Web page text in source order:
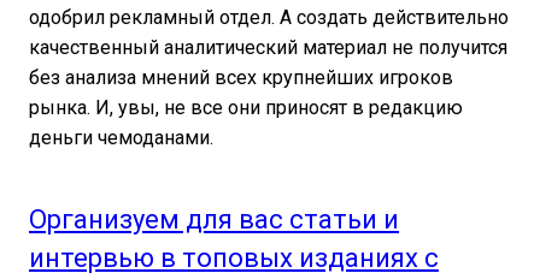
одобрил рекламный отдел. А создать действительно
качественный аналитический материал не получится
без анализа мнений всех крупнейших игроков
рынка. И, увы, не все они приносят в редакцию
деньги чемоданами.
Организуем для вас статьи и
интервью в топовых изданиях с